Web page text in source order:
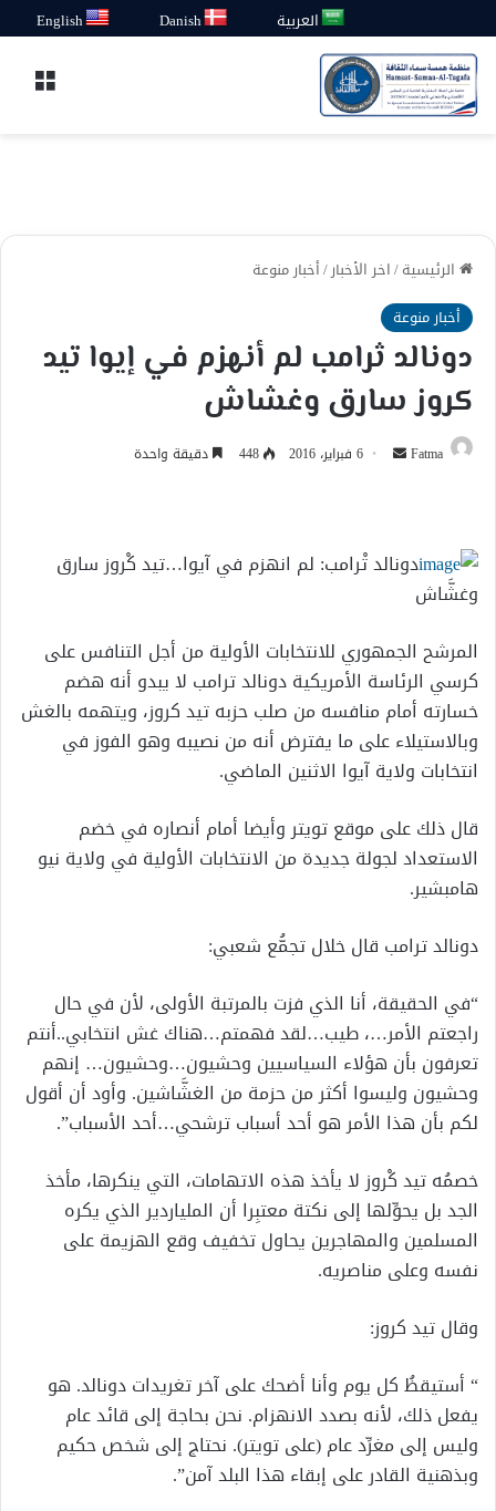
العربية Danish
English
الرئيسية/اخر الأخبار/أخبار منوعة
أخبار منوعة
دونالد ثرامب لم أنهزم في إيوا تيد
كروز سارق وغشاش
Fatma
أرسل 6 فبراير، 2016 448 دقيقة واحدة
دونالد تْرامب: لم انهزم في آيوا…تيد كْروز سارق
وغشَّاش
المرشح الجمهوري للانتخابات الأولية من أجل التنافس على
كرسي الرئاسة الأمريكية دونالد ترامب لا يبدو أنه هضم
خسارته أمام منافسه من صلب حزبه تيد كروز، ويتهمه بالغش
وبالاستيلاء على ما يفترض أنه من نصيبه وهو الفوز في
انتخابات ولاية آيوا الاثنين الماضي.
قال ذلك على موقع تويتر وأيضا أمام أنصاره في خضم
الاستعداد لجولة جديدة من الانتخابات الأولية في ولاية نيو
هامبشير.
دونالد ترامب قال خلال تجمُّع شعبي:
“في الحقيقة، أنا الذي فزت بالمرتبة الأولى، لأن في حال
راجعتم الأمر…، طيب…لقد فهمتم…هناك غش انتخابي..أنتم
تعرفون بأن هؤلاء السياسيين وحشيون…وحشيون… إنهم
وحشيون وليسوا أكثر من حزمة من الغشَّاشين. وأود أن أقول
لكم بأن هذا الأمر هو أحد أسباب ترشحي…أحد الأسباب”.
خصمُه تيد كْروز لا يأخذ هذه الاتهامات، التي ينكرها، مأخذ
الجد بل يحوِّلها إلى نكتة معتبِرا أن الملياردير الذي يكره
المسلمين والمهاجرين يحاول تخفيف وقع الهزيمة على
نفسه وعلى مناصريه.
وقال تيد كروز:
“ أستيقظُ كل يوم وأنا أضحك على آخر تغريدات دونالد. هو
يفعل ذلك، لأنه بصدد الانهزام. نحن بحاجة إلى قائد عام
وليس إلى مغرِّد عام (على تويتر). نحتاج إلى شخص حكيم
وبذهنية القادر على إبقاء هذا البلد آمن”.